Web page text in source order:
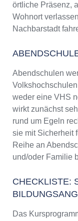
örtliche Präsenz,
Wohnort
Nachbarstadt
Abendschulen
weder eine VHS
wirkt zunächst
rund um Egeln
sie mit Sicherheit
Reihe an
und/oder Familie
CHECKLISTE:
Das